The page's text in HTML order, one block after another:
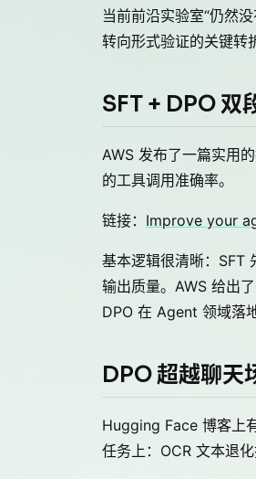
当前前沿实验室“仍然
转向形式验证的关键转
SFT + DPO 双
AWS 发布了一篇实用
的工具调用准确率。
链接： Improve your
基本逻辑很清晰：SFT
输出质量。AWS 给出
DPO 在 Agent 领域落
DPO 超越聊天
Hugging Face 博客上
任务上：OCR 文本退化